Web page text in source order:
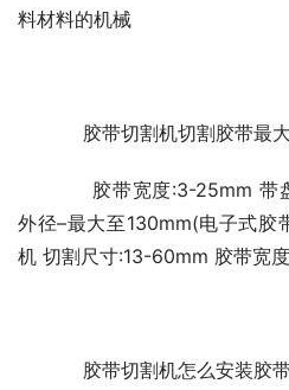
料材料的机械
胶带切割机切割胶带
外径–最大至130mm(电子式胶
机 切割尺寸:13-60mm 胶带宽
胶带切割机怎么安装胶